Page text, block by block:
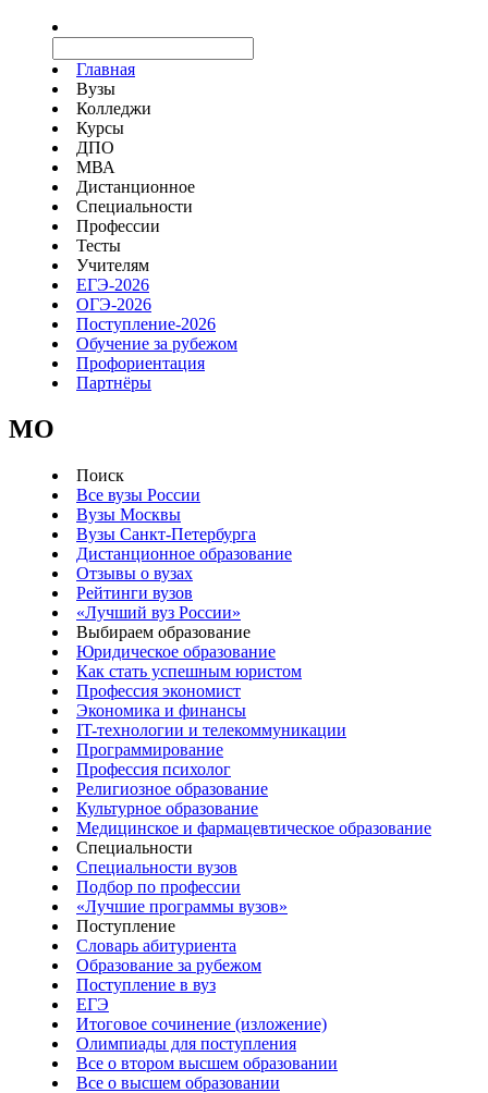
Главная
Вузы
Колледжи
Курсы
ДПО
МВА
Дистанционное
Специальности
Профессии
Тесты
Учителям
ЕГЭ-2026
ОГЭ-2026
Поступление-2026
Обучение за рубежом
Профориентация
Партнёры
MO
Поиск
Все вузы России
Вузы Москвы
Вузы Санкт-Петербурга
Дистанционное образование
Отзывы о вузах
Рейтинги вузов
«Лучший вуз России»
Выбираем образование
Юридическое образование
Как стать успешным юристом
Профессия экономист
Экономика и финансы
IT-технологии и телекоммуникации
Программирование
Профессия психолог
Религиозное образование
Культурное образование
Медицинское и фармацевтическое образование
Специальности
Специальности вузов
Подбор по профессии
«Лучшие программы вузов»
Поступление
Словарь абитуриента
Образование за рубежом
Поступление в вуз
ЕГЭ
Итоговое сочинение (изложение)
Олимпиады для поступления
Все о втором высшем образовании
Все о высшем образовании